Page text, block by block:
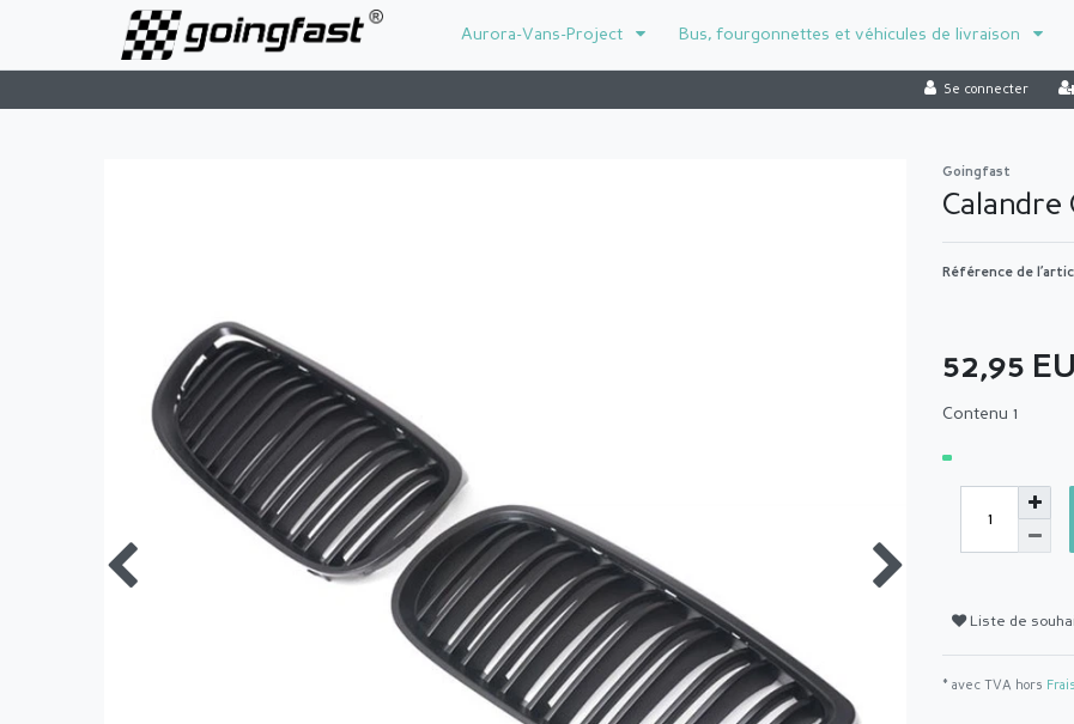
Aurora-Vans-Project Bus, fourgonnettes et véhicules de livraison
Se connecter
Goingfast
Calandre
Référence de
52,95
Contenu 1
Liste de
* avec TVA hors